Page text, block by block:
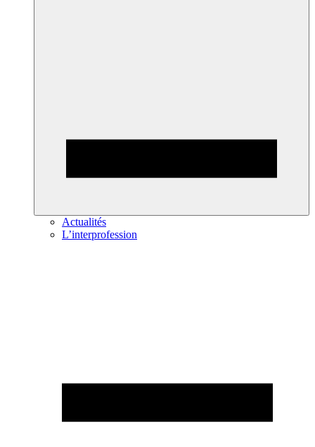
Actualités
L’interprofession